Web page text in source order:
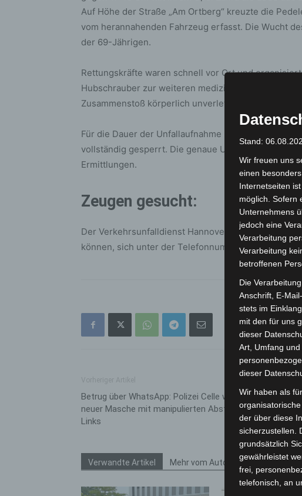
Auf Höhe der Straße „Am Ortberg“ kreuzte die
vom herannahenden Fahrzeug erfasst. Die Wucht
der 69-Jährigen.
Rettungskräfte waren schnell vor Ort und
Hubschrauber zur weiteren medizinischen
Zusammenstoß körperlich unverletzt. Der
Für die Dauer der Unfallaufnahme und Bergung
vollständig gesperrt. Die genaue Ursache des
Ermittlungen.
Zeugen gesucht:
Der Verkehrsunfalldienst Hannover bittet Personen,
können, sich unter der Telefonnummer0511 – 109
Betrug über WhatsApp: Polizei Celle warnt vor
neuer Masche mit manipulierten Abstimmungs-
Links
Verwandte Artikel Mehr vom Autor
Stand:
Wir freuen uns
einen
Internetseiten
möglich. Sofern
Unternehmens
jedoch eine
Verarbeitung
Verarbeitung
betroffenen
Die
Anschrift, E-
stets im
mit den für uns
dieser
Art, Umfang
dieser
Wir haben als
der über diese
sicherzustellen.
grundsätzlich
gewährleistet
frei,
telefonisch, an